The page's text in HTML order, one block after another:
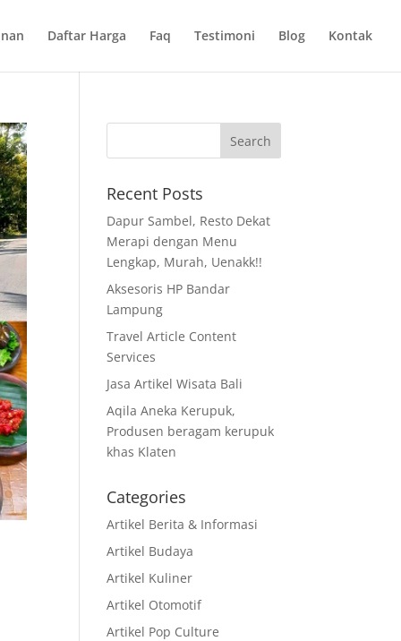
Daftar Harga Faq Testimoni Blog Kontak
Recent Posts
Dapur Sambel, Resto Dekat
Merapi dengan Menu
Lengkap, Murah, Uenakk!!
Aksesoris HP Bandar
Lampung
Travel Article Content
Services
Jasa Artikel Wisata Bali
Aqila Aneka Kerupuk,
Produsen beragam kerupuk
khas Klaten
Categories
Artikel Berita & Informasi
Artikel Budaya
Artikel Kuliner
Artikel Otomotif
Artikel Pop Culture